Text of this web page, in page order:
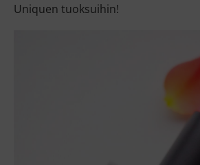
Uniquen tuoksuihin!